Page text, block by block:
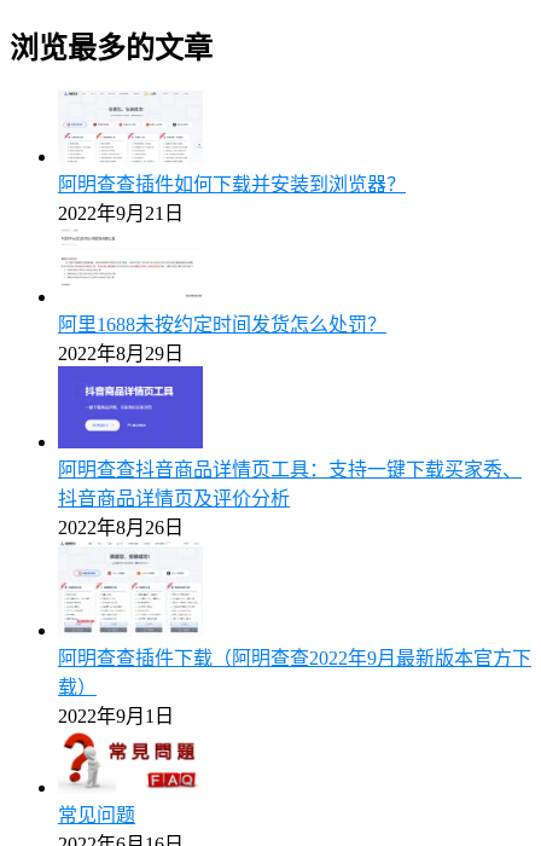
浏览最多的文章
阿明查查插件如何下载并安装到浏览器？
2022年9月21日
阿里1688未按约定时间发货怎么处罚？
2022年8月29日
阿明查查抖音商品详情页工具：支持一键下载买家秀、
抖音商品详情页及评价分析
2022年8月26日
阿明查查插件下载（阿明查查2022年9月最新版本官方下
载）
2022年9月1日
常见问题